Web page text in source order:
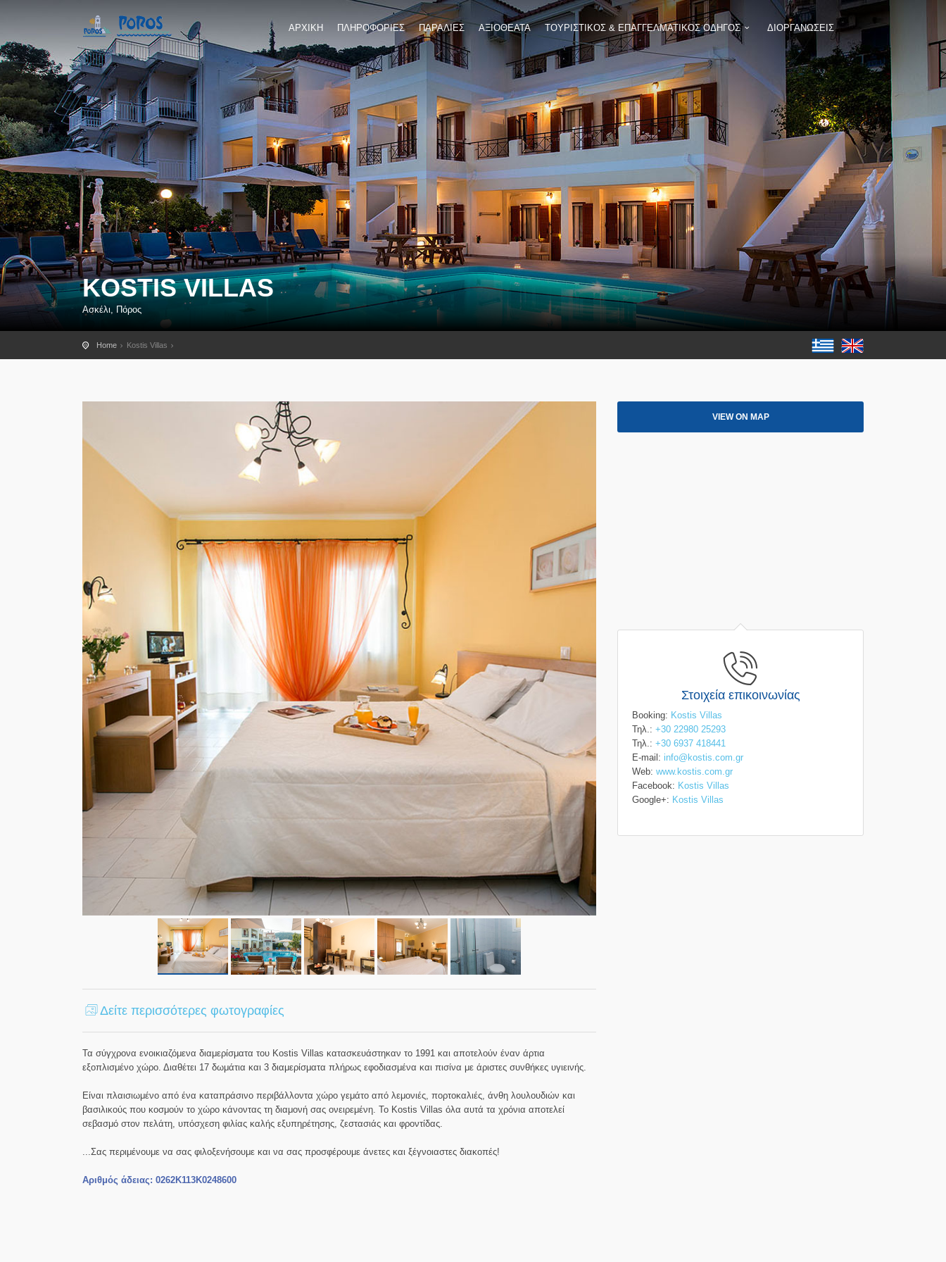
ΑΡΧΙΚΗ ΠΛΗΡΟΦΟΡΙΕΣ ΠΑΡΑΛΙΕΣ ΑΞΙΟΘΕΑΤΑ ΤΟΥΡΙΣΤΙΚΟΣ & ΕΠΑΓΓΕΛΜΑΤΙΚΟΣ ΟΔΗΓΟΣ ΔΙΟΡΓΑΝΩΣΕΙΣ
KOSTIS VILLAS
Ασκέλι, Πόρος
Home Kostis Villas
Δείτε περισσότερες φωτογραφίες
Τα σύγχρονα ενοικιαζόμενα διαμερίσματα του Kostis Villas κατασκευάστηκαν το 1991 και αποτελούν έναν άρτια
εξοπλισμένο χώρο. Διαθέτει 17 δωμάτια και 3 διαμερίσματα πλήρως εφοδιασμένα και πισίνα με άριστες συνθήκες υγιεινής.
Είναι πλαισιωμένο από ένα καταπράσινο περιβάλλοντα χώρο γεμάτο από λεμονιές, πορτοκαλιές, άνθη λουλουδιών και
βασιλικούς που κοσμούν το χώρο κάνοντας τη διαμονή σας ονειρεμένη. Το Kostis Villas όλα αυτά τα χρόνια αποτελεί
σεβασμό στον πελάτη, υπόσχεση φιλίας καλής εξυπηρέτησης, ζεστασιάς και φροντίδας.
...Σας περιμένουμε να σας φιλοξενήσουμε και να σας προσφέρουμε άνετες και ξέγνοιαστες διακοπές!
Αριθμός άδειας: 0262Κ113Κ0248600
VIEW ON MAP
Στοιχεία επικοινωνίας
Booking: Kostis Villas
Τηλ.: +30 22980 25293
Τηλ.: +30 6937 418441
E-mail: info@kostis.com.gr
Web: www.kostis.com.gr
Facebook: Kostis Villas
Google+: Kostis Villas